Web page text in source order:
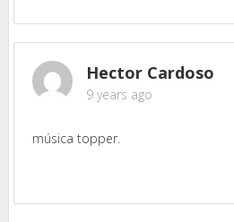
Hector Cardoso
9 years ago
música topper.